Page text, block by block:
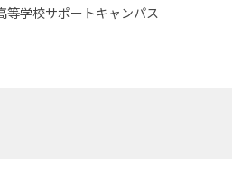
等学校サポートキャンパス